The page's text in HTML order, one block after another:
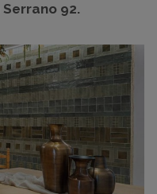
Serrano 92.